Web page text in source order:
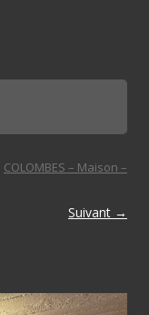
contenu principal
COLOMBES – Maison –
Suivant →